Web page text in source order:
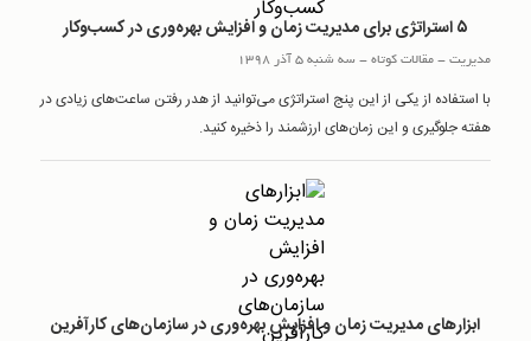
۵ استراتژی برای مدیریت زمان و افزایش بهره‌وری در کسب‌و‌کار
مدیریت-مقالات کوتاه- سه شنبه 5 آذر 1398
با استفاده از یکی از این پنج استراتژی می‌توانید از هدر رفتن ساعت‌های زیادی در
هفته جلوگیری و این زمان‌های ارزشمند را ذخیره کنید.
ابزارهای مدیریت زمان و افزایش بهره‌وری در سازمان‌های کارآفرین